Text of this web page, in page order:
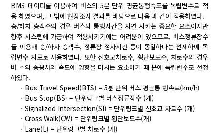
BMS 데이터를 이용하여 버스의 5분 단위 평균통행속도를 독립변수로 적
용 하였으며, 그 밖에 현장조사 결과를 바탕으로 다음 과 같이 적용하였다.
승/하차 승객수의 경우 버스의 통행시간을 지연 시키는 중요한 요소이지만
향후 시스템에 가공하여 적용시키기에는 어려움이 있으므로, 버스정류장수
를 이용해 승/하차 승객수, 정류장 정차시간 등이 동일하다는 전제하에 독
립변수 지표로 사용하였다. 또한 신호교차로수, 횡단보도수, 차로수의 경우
버 스와 승용차의 속도에 영향을 미치는 요소이기 때 문에 독립변수로 선정
하였다.
- Bus Travel Speed(BTS) = 5분 단위 버스 평균통 행속도(km/h)
- Bus Stop(BS) = 단위링크별 버스정류장수 (개)
- Signalized Intersection(SI) = 단위링크별 신호교 차로수 (개)
- Cross Walk(CW) = 단위링크별 횡단보도수(개)
- Lane(L) = 단위링크별 차로수 (개)